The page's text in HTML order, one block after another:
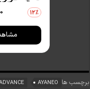
12٪
برچسب ها AYANEO